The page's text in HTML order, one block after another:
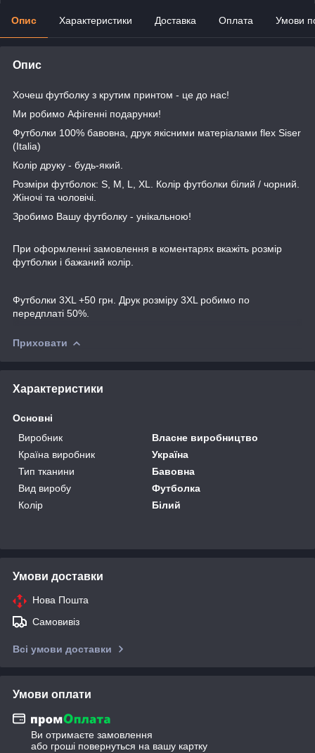
Опис Характеристики Доставка Оплата Умови
Опис
Хочеш футболку з крутим принтом - це до нас!
Ми робимо Афігенні подарунки!
Футболки 100% бавовна, друк якісними матеріалами flex Siser
(Italia)
Колір друку - будь-який.
Розміри футболок: S, M, L, XL. Колір футболки білий / чорний.
Жіночі та чоловічі.
Зробимо Вашу футболку - унікальною!
При оформленні замовлення в коментарях вкажіть розмір
футболки і бажаний колір.
Футболки 3XL +50 грн. Друк розміру 3XL робимо по
передплаті 50%.
Приховати
Характеристики
Основні
Виробник
Власне виробництво
Країна виробник
Україна
Тип тканини
Бавовна
Вид виробу
Футболка
Колір
Білий
Умови доставки
Нова Пошта
Самовивіз
Всі умови доставки
Умови оплати
Ви отримаєте замовлення
або гроші повернуться на вашу картку